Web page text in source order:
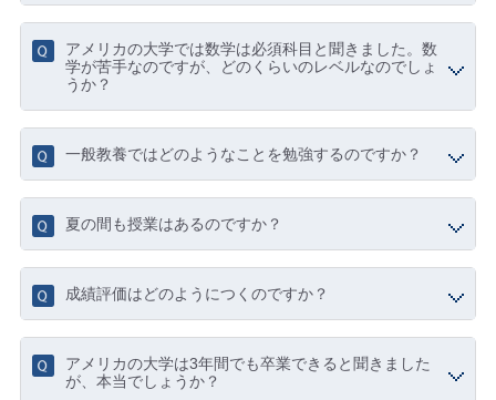
アメリカの大学では数学は必須科目と聞きました。数
学が苦手なのですが、どのくらいのレベルなのでしょ
うか？
一般教養ではどのようなことを勉強するのですか？
夏の間も授業はあるのですか？
成績評価はどのようにつくのですか？
アメリカの大学は3年間でも卒業できると聞きました
が、本当でしょうか？